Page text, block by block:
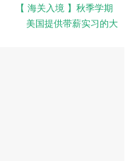
【 海关入境 】秋季学期
美国提供带薪实习的大